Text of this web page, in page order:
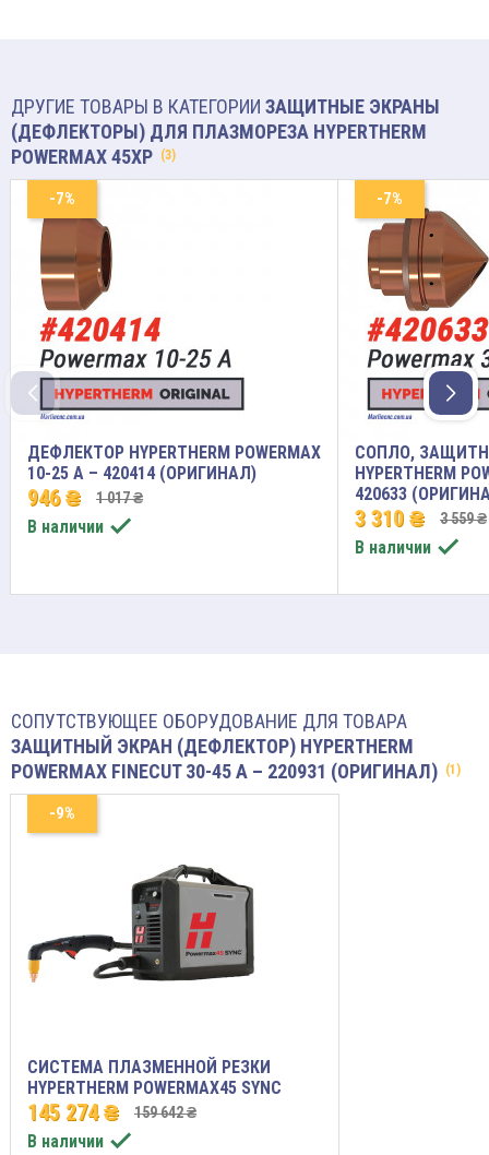
ДРУГИЕ ТОВАРЫ В КАТЕГОРИИ ЗАЩИТНЫЕ ЭКРАНЫ
(ДЕФЛЕКТОРЫ) ДЛЯ ПЛАЗМОРЕЗА HYPERTHERM
POWERMAX 45XP (3)
ДЕФЛЕКТОР HYPERTHERM POWERMAX
10-25 A – 420414 (ОРИГИНАЛ)
946 ₴ 1 017 ₴
В наличии 
-7%
СОПЛО,
HYPERTHERM
420633
3 310 ₴ 3 559 ₴
В наличии 
-7%
СОПУТСТВУЮЩЕЕ ОБОРУДОВАНИЕ ДЛЯ ТОВАРА
ЗАЩИТНЫЙ ЭКРАН (ДЕФЛЕКТОР) HYPERTHERM
POWERMAX FINECUT 30-45 A – 220931 (ОРИГИНАЛ) (1)
СИСТЕМА ПЛАЗМЕННОЙ РЕЗКИ
HYPERTHERM POWERMAX45 SYNC
145 274 ₴ 159 642 ₴
В наличии 
-9%